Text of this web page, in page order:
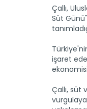
Çallı,
Süt
işaret
Çallı, süt